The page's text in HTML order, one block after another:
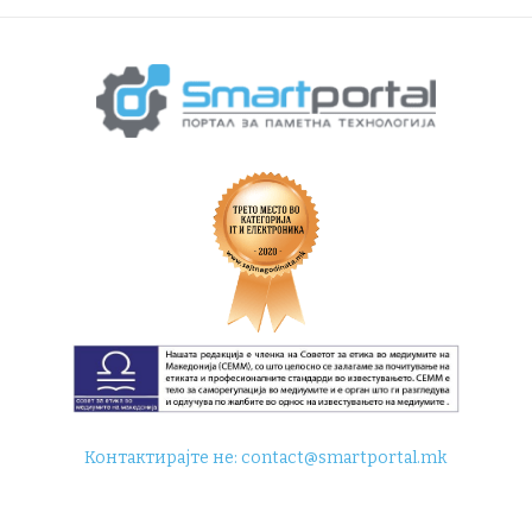
Контактирајте не:contact@smartportal.mk